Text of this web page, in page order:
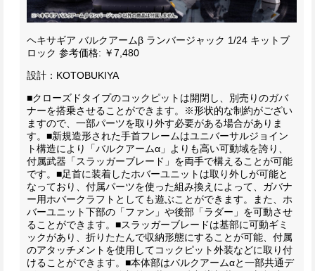
ヘキサギア バルクアームβ ランバージャック 1/24 キットブ
ロック 参考価格: ￥7,480
設計：KOTOBUKIYA
■クローズドタイプのコックピットは開閉し、別売りのガバ
ナーを搭乗させることができます。※形状的な制約がござい
ますので、一部パーツを取り外す必要がある場合がありま
す。 ■新規造形された手首フレームはユニバーサルジョイン
ト構造により「バルクアームα」よりも高い可動域を誇り、
付属武器「スラッガーブレード」を両手で構えることが可能
です。 ■足首に装着したホバーユニットは取り外しが可能と
なっており、付属パーツを使った組み換えによって、ガバナ
ー用ホバークラフトとしても遊ぶことができます。
また、ホ
バーユニット下部の「ファン」や後部「ラダー」を可動させ
ることができます。 ■スラッガーブレードは基部に可動ギミ
ックがあり、折りたたんで収納形態にすることが可能、付属
のアタッチメントを使用してコックピット外装などに取り付
けることができます。 ■本体部はバルクアームαと一部共通デ